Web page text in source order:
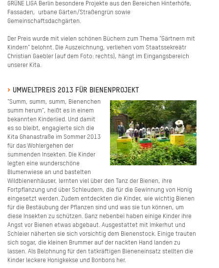
GRÜNE LIGA Berlin besondere Projekte aus den Bereichen Hinterhöfe,
Fassaden, urbane Gärten/Straßengrün sowie
Gemeinschaftsdachgärten.
Der Preis wurde mit vielen schönen Büchern zum Thema "Gärtnern mit
Kindern" belohnt. Die Auszeichnung, verliehen vom Staatssekreätr
Christian Gaebler (auf dem Foto: rechts), hängt im Eingangsbereich
unserer Kita.
UMWELTPREIS 2013 FÜR BIENENPROJEKT
"Summ, summ, summ, Bienenchen
summ herum", heißt es in einem
bekannten Kinderlied. Und damit
es so bleibt, engagierte sich die
Kita Ghanastraße im Sommer 2013
für das Wohlergehen der
summenden Insekten. Die Kinder
legten eine wunderschöne
Blumenwiese an und bastelten
Wildbienenhäuser, lernten viel über den Tanz der Bienen, ihre
Fortpflanzung und über Schleudern, die für die Gewinnung von Honig
eingesetzt werden. Zudem entdeckten die Kinder, wie wichtig Bienen
für die Bestäubung der Pflanzen sind und was sie tun können, um
diese Insekten zu schützen. Ganz nebenbei haben einige Kinder ihre
Angst vor Bienen etwas abgebaut. Ausgestattet mit Imkerhut und
Schleier näherten sie sich vorsichtig dem Bienenstock. Einige trauten
sich sogar, die kleinen Brummer auf der nackten Hand landen zu
lassen. Als Belohnung für den tatkräftigen Bieneneinsatz stellten die
Kinder leckere Honigkekse und Bonbons her.